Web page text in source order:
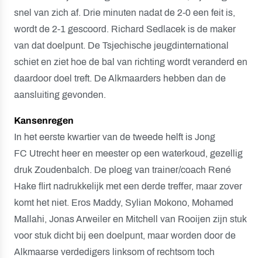
snel van zich af. Drie minuten nadat de 2-0 een feit is,
wordt de 2-1 gescoord. Richard Sedlacek is de maker
van dat doelpunt. De Tsjechische jeugdinternational
schiet en ziet hoe de bal van richting wordt veranderd en
daardoor doel treft. De Alkmaarders hebben dan de
aansluiting gevonden.
Kansenregen
In het eerste kwartier van de tweede helft is Jong
FC Utrecht heer en meester op een waterkoud, gezellig
druk Zoudenbalch. De ploeg van trainer/coach René
Hake flirt nadrukkelijk met een derde treffer, maar zover
komt het niet. Eros Maddy, Sylian Mokono, Mohamed
Mallahi, Jonas Arweiler en Mitchell van Rooijen zijn stuk
voor stuk dicht bij een doelpunt, maar worden door de
Alkmaarse verdedigers linksom of rechtsom toch